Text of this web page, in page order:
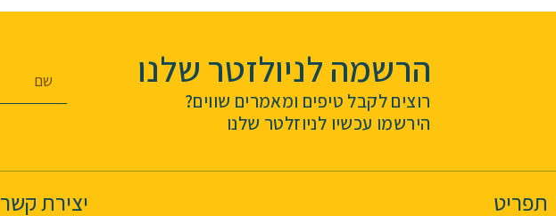
הרשמה לניולזטר שלנו
רוצים לקבל טיפים ומאמרים שווים?
הירשמו עכשיו לניוזלטר שלנו
תפריט יצירת קשר